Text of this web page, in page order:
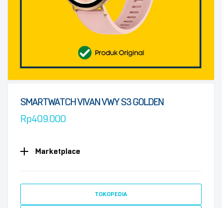
SMARTWATCH VIVAN VWY S3 GOLDEN
Rp409.000
Marketplace
TOKOPEDIA